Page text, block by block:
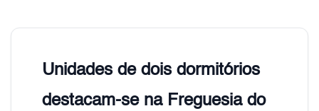
Unidades de dois dormitórios
destacam-se na Freguesia do